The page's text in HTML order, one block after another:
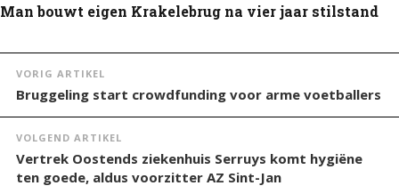
Man bouwt eigen Krakelebrug na vier jaar stilstand
VORIG ARTIKEL
Bruggeling start crowdfunding voor arme voetballers
VOLGEND ARTIKEL
Vertrek Oostends ziekenhuis Serruys komt hygiëne
ten goede, aldus voorzitter AZ Sint-Jan